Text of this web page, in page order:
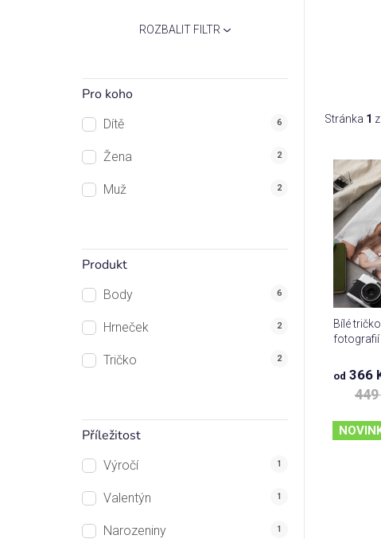
ROZBALIT FILTR
Pro koho
Dítě 6
Žena 2
Muž 2
Produkt
Body 6
Hrneček 2
Tričko 2
Příležitost
Výročí 1
Valentýn 1
Narozeniny 1
Stránka 1 z
V
ý
p
o
d
ů
Bílé
fotografií
od 366
449